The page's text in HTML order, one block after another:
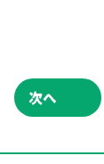
次へ